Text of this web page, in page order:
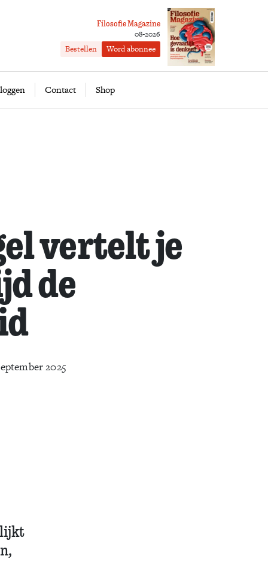
Filosofie Magazine
08-2026
Bestellen Word abonnee
Contact Shop
Word abonnee
vertelt je
de
2025
lijkt